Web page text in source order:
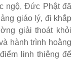
ngộ, Đức Phật đã
giáo lý, đi khắp
giải thoát khỏi
hành trình hoằng
linh thiêng để